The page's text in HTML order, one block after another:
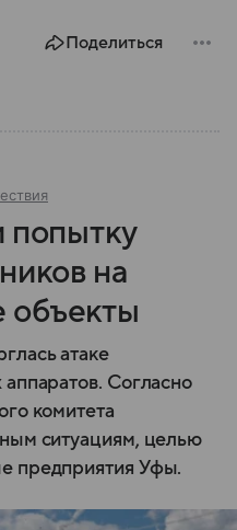
Поделиться
попытку
на
атаке
Согласно
комитета
ситуациям, целью
предприятия Уфы.